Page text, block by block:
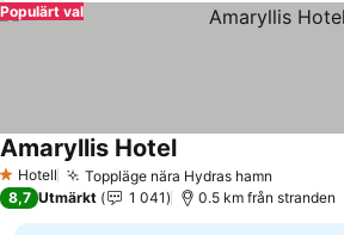
Populärt val
1 Stjärnor
Hotell Toppläge nära Hydras hamn
Amaryllis HotelSe priser
8,7 Utmärkt 1 041 0.5 km från stranden